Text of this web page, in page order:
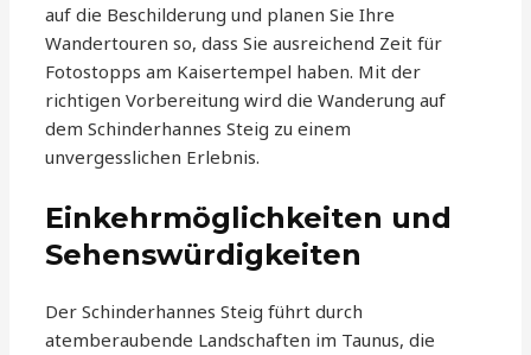
auf die Beschilderung und planen Sie Ihre
Wandertouren so, dass Sie ausreichend Zeit für
Fotostopps am Kaisertempel haben. Mit der
richtigen Vorbereitung wird die Wanderung auf
dem Schinderhannes Steig zu einem
unvergesslichen Erlebnis.
Einkehrmöglichkeiten und
Sehenswürdigkeiten
Der Schinderhannes Steig führt durch
atemberaubende Landschaften im Taunus, die